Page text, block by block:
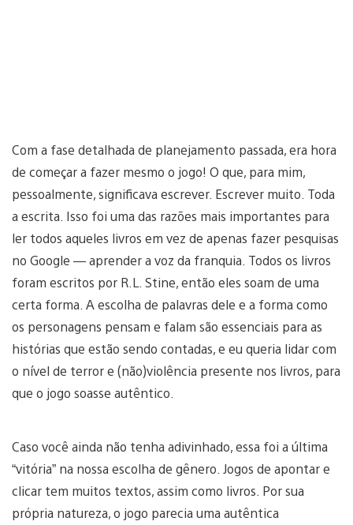
Com a fase detalhada de planejamento passada, era hora
de começar a fazer mesmo o jogo! O que, para mim,
pessoalmente, significava escrever. Escrever muito. Toda
a escrita. Isso foi uma das razões mais importantes para
ler todos aqueles livros em vez de apenas fazer pesquisas
no Google — aprender a voz da franquia. Todos os livros
foram escritos por R.L. Stine, então eles soam de uma
certa forma. A escolha de palavras dele e a forma como
os personagens pensam e falam são essenciais para as
histórias que estão sendo contadas, e eu queria lidar com
o nível de terror e (não)violência presente nos livros, para
que o jogo soasse autêntico.
Caso você ainda não tenha adivinhado, essa foi a última
“vitória” na nossa escolha de gênero. Jogos de apontar e
clicar tem muitos textos, assim como livros. Por sua
própria natureza, o jogo parecia uma autêntica